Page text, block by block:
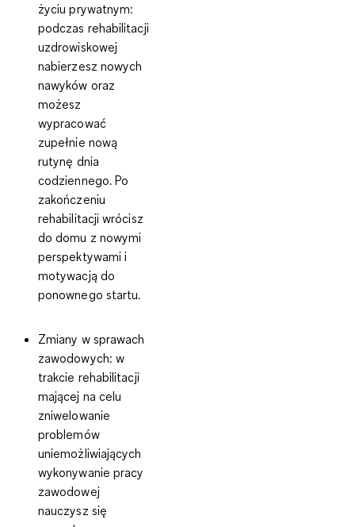
życiu prywatnym:
podczas rehabilitacji
uzdrowiskowej
nabierzesz nowych
nawyków oraz
możesz
wypracować
zupełnie nową
rutynę dnia
codziennego. Po
zakończeniu
rehabilitacji wrócisz
do domu z nowymi
perspektywami i
motywacją do
ponownego startu.
Zmiany w sprawach
zawodowych: w
trakcie rehabilitacji
mającej na celu
zniwelowanie
problemów
uniemożliwiających
wykonywanie pracy
zawodowej
nauczysz się